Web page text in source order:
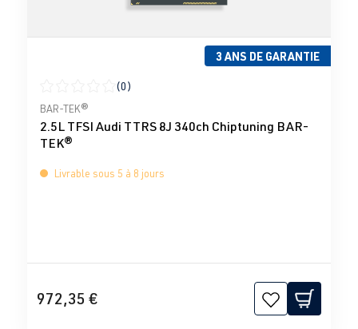
3 ANS DE GARANTIE
Note moyenne de 0 sur 5 étoiles
(0)
BAR-TEK®
2.5L TFSI Audi TTRS 8J 340ch Chiptuning BAR-
TEK®
Livrable sous 5 à 8 jours
972,35 €